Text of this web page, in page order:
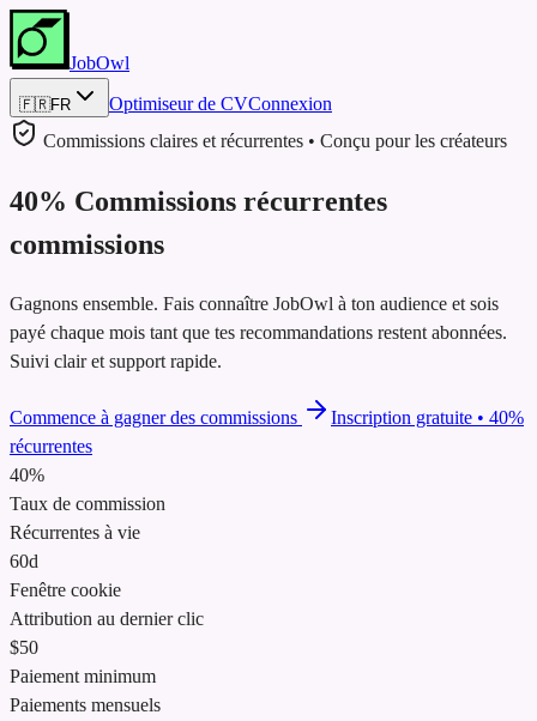
JobOwl
🇫🇷FR Optimiseur de CVConnexion
Commissions claires et récurrentes • Conçu pour les créateurs
40% Commissions récurrentes
commissions
Gagnons ensemble. Fais connaître JobOwl à ton audience et sois
payé chaque mois tant que tes recommandations restent abonnées.
Suivi clair et support rapide.
Commence à gagner des commissions Inscription gratuite • 40%
récurrentes
40%
Taux de commission
Récurrentes à vie
60d
Fenêtre cookie
Attribution au dernier clic
$50
Paiement minimum
Paiements mensuels